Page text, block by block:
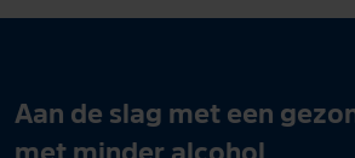
Aan de slag met een